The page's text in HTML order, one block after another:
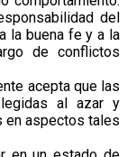
del
la buena fe y a la
de conflictos
acepta que las
al azar y
en aspectos tales